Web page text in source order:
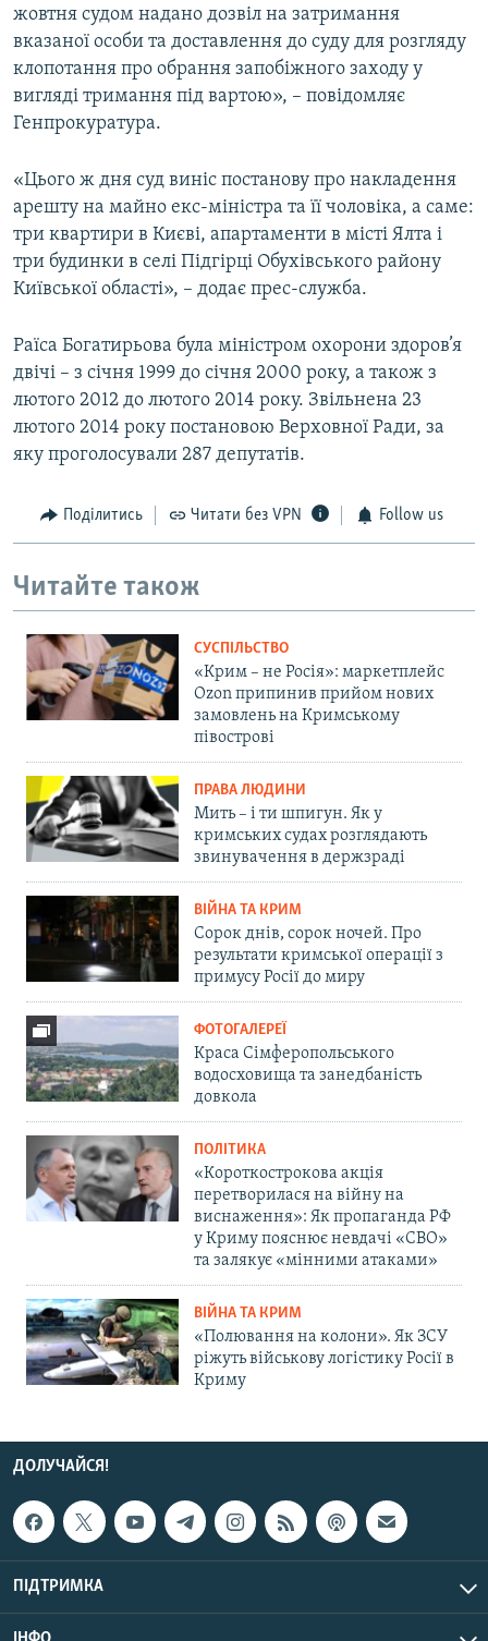
жовтня судом надано дозвіл на затримання
вказаної особи та доставлення до суду для розгляду
клопотання про обрання запобіжного заходу у
вигляді тримання під вартою», – повідомляє
Генпрокуратура.
«Цього ж дня суд виніс постанову про накладення
арешту на майно екс-міністра та її чоловіка, а саме:
три квартири в Києві, апартаменти в місті Ялта і
три будинки в селі Підгірці Обухівського району
Київської області», – додає прес-служба.
Раїса Богатирьова була міністром охорони здоров’я
двічі – з січня 1999 до січня 2000 року, а також з
лютого 2012 до лютого 2014 року. Звільнена 23
лютого 2014 року постановою Верховної Ради, за
яку проголосували 287 депутатів.
Поділитись Читати без VPN Follow us
Читайте також
СУСПІЛЬСТВО
«Крим – не Росія»: маркетплейс
Ozon припинив прийом нових
замовлень на Кримському
півострові
ПРАВА ЛЮДИНИ
Мить – і ти шпигун. Як у
кримських судах розглядають
звинувачення в держзраді
ВІЙНА ТА КРИМ
Сорок днів, сорок ночей. Про
результати кримської операції з
примусу Росії до миру
ФОТОГАЛЕРЕЇ
Краса Сімферопольського
водосховища та занедбаність
довкола
ПОЛІТИКА
«Короткострокова акція
перетворилася на війну на
виснаження»: Як пропаганда РФ
у Криму пояснює невдачі «СВО»
та залякує «мінними атаками»
ВІЙНА ТА КРИМ
«Полювання на колони». Як ЗСУ
ріжуть військову логістику Росії в
Криму
ДОЛУЧАЙСЯ!
ПІДТРИМКА